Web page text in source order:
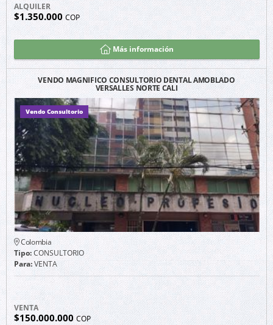
ALQUILER
$1.350.000COP
Más información
VENDO MAGNIFICO CONSULTORIO DENTAL AMOBLADO
VERSALLES NORTE CALI
Vendo Consultorio
Colombia
Tipo:CONSULTORIO
Para:VENTA
VENTA
$150.000.000COP